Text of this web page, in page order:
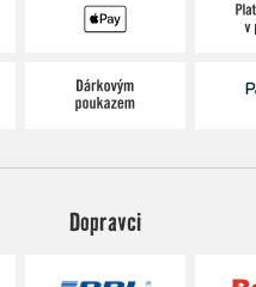
Dopravci